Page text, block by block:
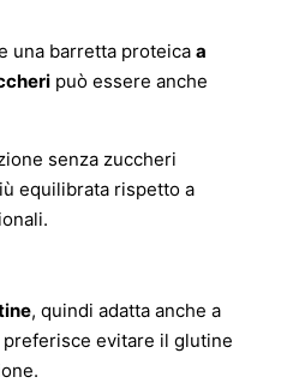
una barretta proteica a
può essere anche
senza zuccheri
equilibrata rispetto a
, quindi adatta anche a
evitare il glutine